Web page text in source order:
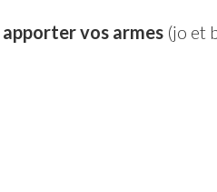
apporter vos armes (jo et